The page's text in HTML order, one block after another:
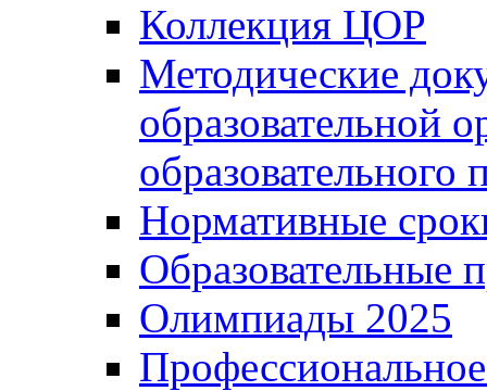
Коллекция ЦОР
Методические
образовательной
образовательного
Нормативные
Образовательные
Олимпиады 2025